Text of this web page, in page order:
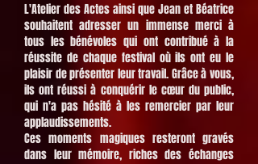
L'Atelier des Actes ainsi que Jean et Béatrice
souhaitent adresser un immense merci à
tous les bénévoles qui ont contribué à la
réussite de chaque festival où ils ont eu le
plaisir de présenter leur travail. Grâce à vous,
ils ont réussi à conquérir le cœur du public,
qui n'a pas hésité à les remercier par leur
applaudissements.
Ces moments magiques resteront gravés
dans leur mémoire, riches des échanges